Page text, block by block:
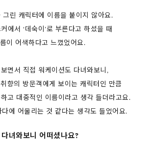
그린 캐릭터에 이름을 붙이지 않아요.
에서 ‘데숙이’로 부른다고 하셨을 때
이 어색하다고 느꼈었어요.
면서 직접 워케이션도 다녀와보니,
향의 방문객에게 보이는 캐릭터인 만큼
고 대중적인 이름이라고 생각 들더라고요.
에 어울리는 것 같다는 생각도 들었어요.
녀와보니 어떠셨나요?